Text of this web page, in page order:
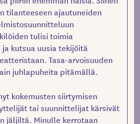
tilanteeseen ajautuneiden
tulisi toimia
kutsua uusia tekijöitä
Tasa-arvoisuuden
juhlapuheita pitämällä.
kokemusten siirtymisen
tai suunnittelijat kärsivät
jäljiltä. Minulle kerrotaan